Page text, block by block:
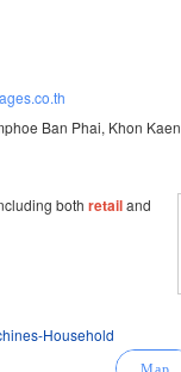
Ban Phai, Khon Kaen
both retailand
Household